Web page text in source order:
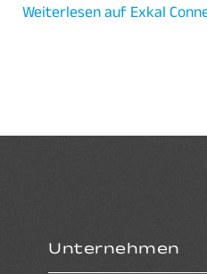
Weiterlesen auf Exkal
Unternehmen